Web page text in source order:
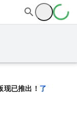
已推出！ 了